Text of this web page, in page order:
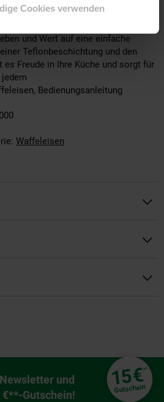
Cookies verwenden
ansprechendem Design und
und Wert auf eine einfache
Teflonbeschichtung und den
es Freude in Ihre Küche und sorgt für
Bedienungsanleitung
Waffeleisen
und
Gutschein!
15€**
Gutschein